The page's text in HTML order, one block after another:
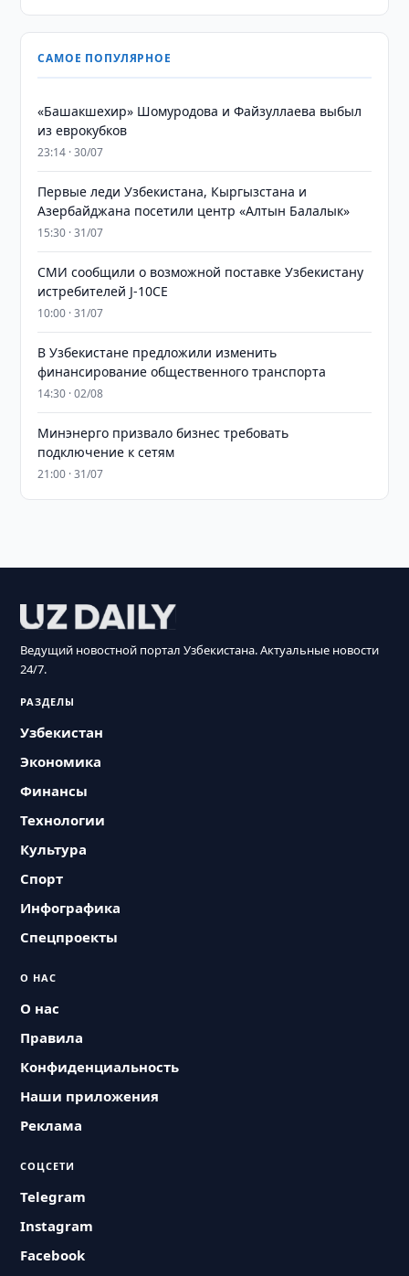
САМОЕ ПОПУЛЯРНОЕ
«Башакшехир» Шомуродова и Файзуллаева выбыл
из еврокубков
23:14 · 30/07
Первые леди Узбекистана, Кыргызстана и
Азербайджана посетили центр «Алтын Балалык»
15:30 · 31/07
СМИ сообщили о возможной поставке Узбекистану
истребителей J-10CE
10:00 · 31/07
В Узбекистане предложили изменить
финансирование общественного транспорта
14:30 · 02/08
Минэнерго призвало бизнес требовать
подключение к сетям
21:00 · 31/07
Ведущий новостной портал Узбекистана. Актуальные новости
24/7.
РАЗДЕЛЫ
Узбекистан
Экономика
Финансы
Технологии
Культура
Спорт
Инфографика
Спецпроекты
О НАС
О нас
Правила
Конфиденциальность
Наши приложения
Реклама
СОЦСЕТИ
Telegram
Instagram
Facebook